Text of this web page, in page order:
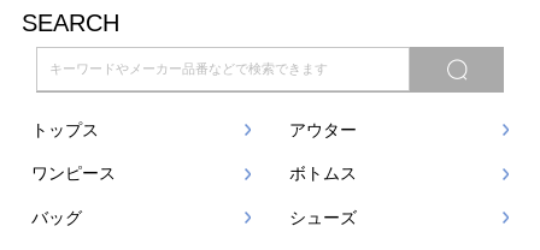
SEARCH
トップス アウター
ワンピース ボトムス
バッグ シューズ